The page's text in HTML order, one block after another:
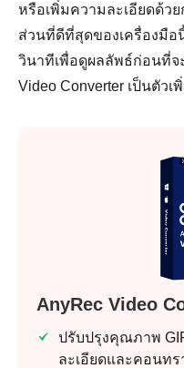
หรือเพิ่มความละเอียดด้วย
ส่วนที่ดีที่สุดของเครื่องมือ
วินาทีเพื่อดูผลลัพธ์ก่อนที่จ
Video Converter เป็นตัว
AnyRec Video
ปรับปรุงคุณภาพ
ละเอียดและคอนทร